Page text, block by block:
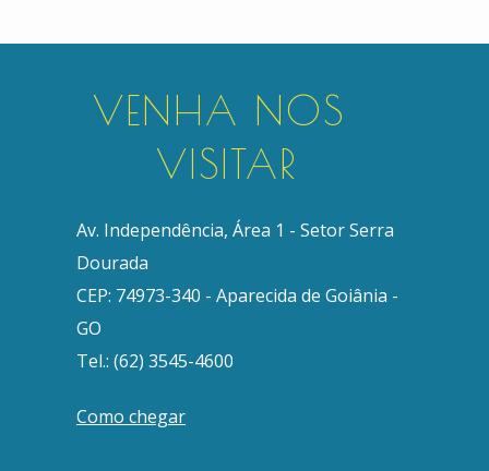
VENHA NOS
VISITAR
Av. Independência, Área 1 - Setor Serra
Dourada
CEP: 74973-340 - Aparecida de Goiânia -
GO
Tel.: (62) 3545-4600
Como chegar